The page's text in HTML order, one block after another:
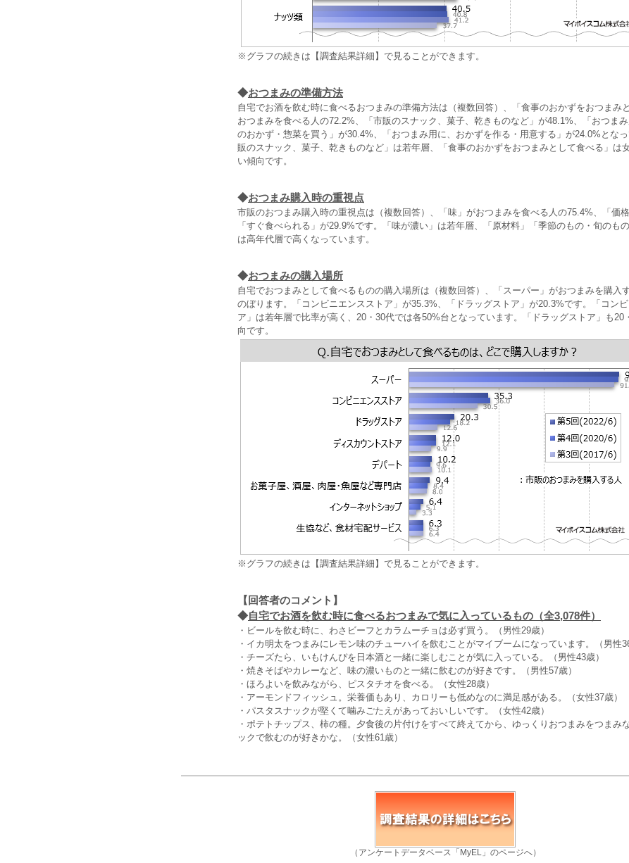
※グラフの続きは【調査結果詳細】で見ることができます。
◆おつまみの準備方法
自宅でお酒を飲む時に食べるおつまみの準備方法は（複数回答）、「食事のおかずをおつまみ
おつまみを食べる人の72.2%、「市販のスナック、菓子、乾きものなど」が48.1%、「おつま
のおかず・惣菜を買う」が30.4%、「おつまみ用に、おかずを作る・用意する」が24.0%とな
販のスナック、菓子、乾きものなど」は若年層、「食事のおかずをおつまみとして食べる」は
い傾向です。
◆おつまみ購入時の重視点
市販のおつまみ購入時の重視点は（複数回答）、「味」がおつまみを食べる人の75.4%、「価格
「すぐ食べられる」が29.9%です。「味が濃い」は若年層、「原材料」「季節のもの・旬のも
は高年代層で高くなっています。
◆おつまみの購入場所
自宅でおつまみとして食べるものの購入場所は（複数回答）、「スーパー」がおつまみを購入
のぼります。「コンビニエンスストア」が35.3%、「ドラッグストア」が20.3%です。「コン
ア」は若年層で比率が高く、20・30代では各50%台となっています。「ドラッグストア」も20
向です。
※グラフの続きは【調査結果詳細】で見ることができます。
【回答者のコメント】
◆自宅でお酒を飲む時に食べるおつまみで気に入っているもの（全3,078件）
・ビールを飲む時に、わさビーフとカラムーチョは必ず買う。（男性29歳）
・イカ明太をつまみにレモン味のチューハイを飲むことがマイブームになっています。（男性36
・チーズたら、いもけんぴを日本酒と一緒に楽しむことが気に入っている。（男性43歳）
・焼きそばやカレーなど、味の濃いものと一緒に飲むのが好きです。（男性57歳）
・ほろよいを飲みながら、ピスタチオを食べる。（女性28歳）
・アーモンドフィッシュ。栄養価もあり、カロリーも低めなのに満足感がある。（女性37歳）
・パスタスナックが堅くて噛みごたえがあっておいしいです。（女性42歳）
・ポテトチップス、柿の種。夕食後の片付けをすべて終えてから、ゆっくりおつまみをつまみ
ックで飲むのが好きかな。（女性61歳）
（アンケートデータベース「MyEL」のページへ）